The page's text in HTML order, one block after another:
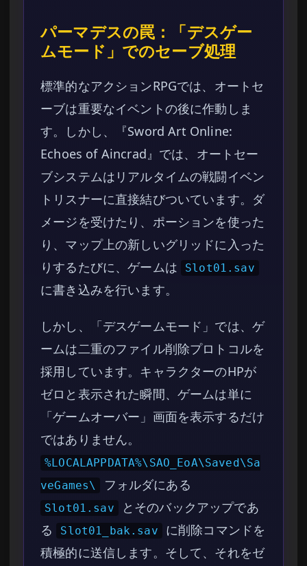
パーマデスの罠：「デスゲー
ムモード」でのセーブ処理
標準的なアクションRPGでは、オートセ
ーブは重要なイベントの後に作動しま
す。しかし、『Sword Art Online:
Echoes of Aincrad』では、オートセー
ブシステムはリアルタイムの戦闘イベン
トリスナーに直接結びついています。ダ
メージを受けたり、ポーションを使った
り、マップ上の新しいグリッドに入った
りするたびに、ゲームは
Slot01.sav
に書き込みを行います。
しかし、「デスゲームモード」では、ゲ
ームは二重のファイル削除プロトコルを
採用しています。キャラクターのHPが
ゼロと表示された瞬間、ゲームは単に
「ゲームオーバー」画面を表示するだけ
ではありません。
%LOCALAPPDATA%\SAO_EoA\Saved\Sa
veGames\
フォルダにある
Slot01.sav
とそのバックアップであ
る
Slot01_bak.sav
に削除コマンドを
積極的に送信します。そして、それをゼ